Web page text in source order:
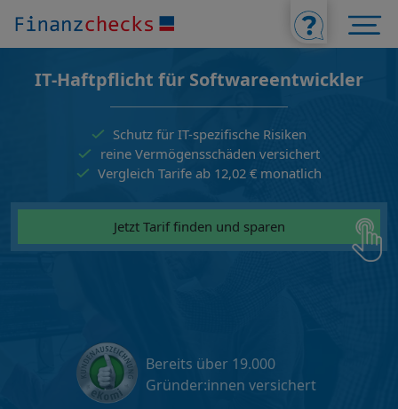
Bereits über 19.000
Gründer:innen versichert
IT-Haftpflicht für Softwareentwickler
Schutz für IT-spezifische Risiken
reine Vermögensschäden versichert
Vergleich Tarife ab 12,02 € monatlich
Jetzt Tarif finden und sparen